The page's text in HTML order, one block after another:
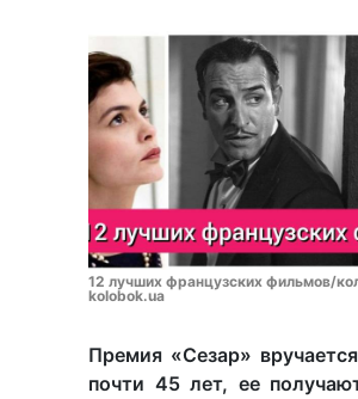
12 лучших французских фильмов/
kolobok.ua
Премия «Сезар»
почти 45 лет, ее